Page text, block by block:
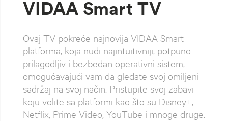
VIDAA Smart TV
Ovaj TV pokreće najnovija VIDAA Smart
platforma, koja nudi najintuitivniji, potpuno
prilagodljiv i bezbedan operativni sistem,
omogućavajući vam da gledate svoj omiljeni
sadržaj na svoj način. Pristupite svoj zabavi
koju volite sa platformi kao što su Disney+,
Netflix, Prime Video, YouTube i mnoge druge.